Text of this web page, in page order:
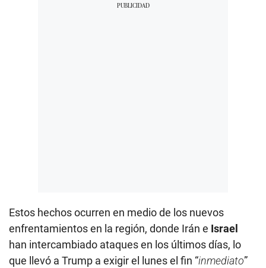
Estos hechos ocurren en medio de los nuevos
enfrentamientos en la región, donde Irán e Israel
han intercambiado ataques en los últimos días, lo
que llevó a Trump a exigir el lunes el fin “inmediato”